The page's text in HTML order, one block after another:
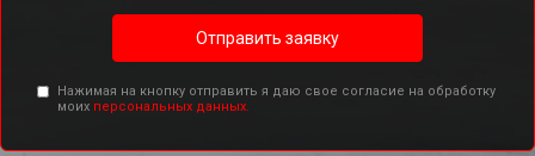
Отправить заявку
Нажимая на кнопку отправить я даю свое согласие на обработку
моих персональных данных.